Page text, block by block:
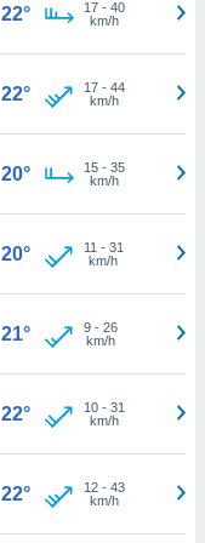
22° 17- 40
km/h
22° 17- 44
km/h
20° 15- 35
km/h
20° 11 - 31
km/h
21° 9- 26
km/h
22° 10- 31
km/h
22° 12- 43
km/h